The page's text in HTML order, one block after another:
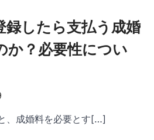
録したら支払う成婚
か？必要性につい
、成婚料を必要とす[…]